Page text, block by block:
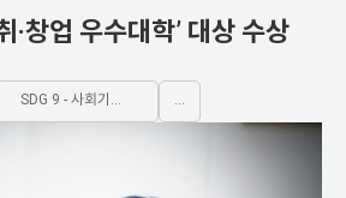
·창업 우수대학’ 대상 수상